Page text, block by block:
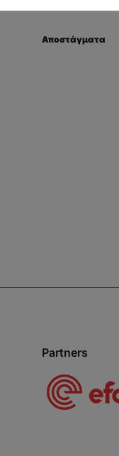
Αποστάγματα
Partners